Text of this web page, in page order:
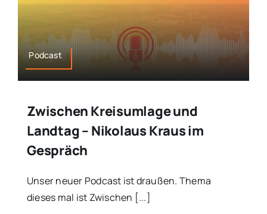
Podcast
Zwischen Kreisumlage und
Landtag – Nikolaus Kraus im
Gespräch
Unser neuer Podcast ist draußen. Thema
dieses mal ist Zwischen [...]